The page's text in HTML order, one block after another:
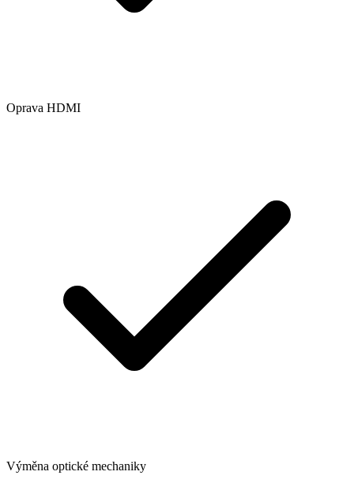
Oprava HDMI
Výměna optické mechaniky